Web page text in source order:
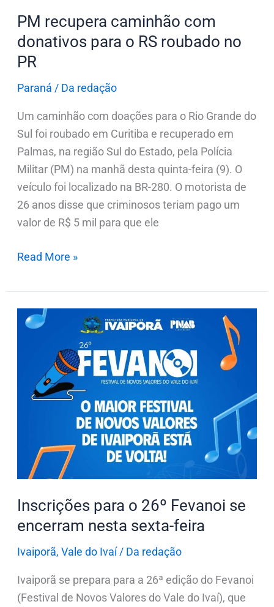
PM recupera caminhão com
donativos para o RS roubado no
PR
Paraná / Da redação
Um caminhão com doações para o Rio Grande do
Sul foi roubado em Curitiba e recuperado em
Palmas, na região Sul do Estado, pela Polícia
Militar (PM) na manhã desta quinta-feira (9). O
veículo foi localizado na BR-280. O motorista de
26 anos disse que criminosos teriam pago um
valor de R$ 5 mil para que ele
no
PR
Read More »
Inscrições para o 26º Fevanoi se
encerram nesta sexta-feira
Ivaiporã, Vale do Ivaí/ Da redação
Ivaiporã se prepara para a 26ª edição do Fevanoi
(Festival de Novos Valores do Vale do Ivaí), que
Inscrições
Fevanoi
sexta-
feira